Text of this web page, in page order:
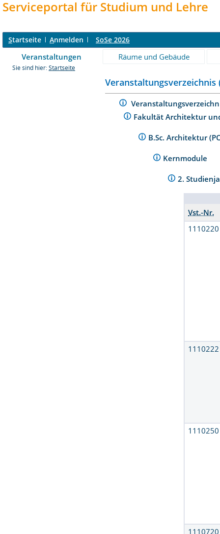
Serviceportal für Studium und Lehre
Startseite Anmelden SoSe 2026
Veranstaltungen Räume und Gebäude
Sie sind hier: Startseite
Veranstaltungsverzeichnis
Fakultät Architektur
B.Sc. Architektur
Kernmodule
2.
Vst.-Nr.
1110220
1110222
1110250
1110720